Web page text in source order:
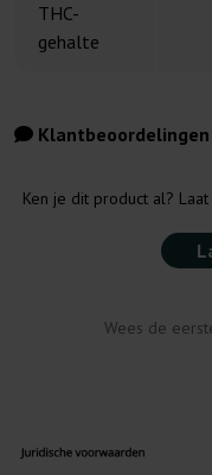
THC-
gehalte
Klantbeoordelingen
Ken je dit product al?
Wees de